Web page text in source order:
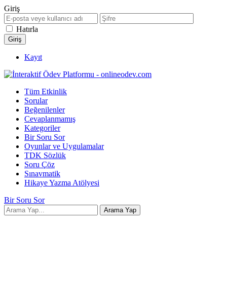
Giriş
Hatırla
Kayıt
Tüm Etkinlik
Sorular
Beğenilenler
Cevaplanmamış
Kategoriler
Bir Soru Sor
Oyunlar ve Uygulamalar
TDK Sözlük
Soru Çöz
Sınavmatik
Hikaye Yazma Atölyesi
Bir Soru Sor